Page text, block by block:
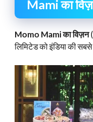
Mami का
Momo Mami का विज़न
लिमिटेड को इंडिया की